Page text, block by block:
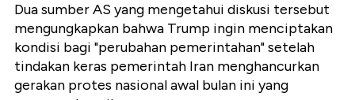
Dua sumber AS yang mengetahui diskusi tersebut
mengungkapkan bahwa Trump ingin menciptakan
kondisi bagi "perubahan pemerintahan" setelah
tindakan keras pemerintah Iran menghancurkan
gerakan protes nasional awal bulan ini yang